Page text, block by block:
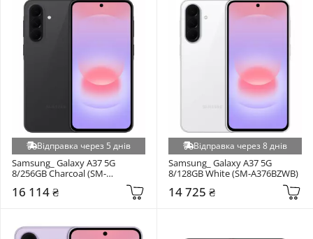
Відправка через 5 днів
Samsung_ Galaxy A37 5G
8/256GB Charcoal (SM-
16 114 ₴
Відправка через 8 днів
Samsung_ Galaxy A37 5G
8/128GB White (SM-A376BZWB)
14 725 ₴